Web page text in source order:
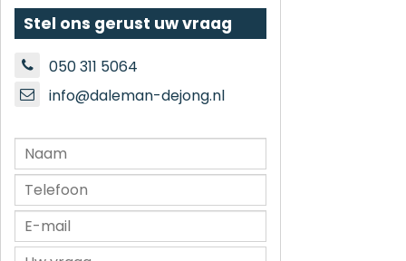
Stel ons gerust uw vraag
050 311 5064
info@daleman-dejong.nl